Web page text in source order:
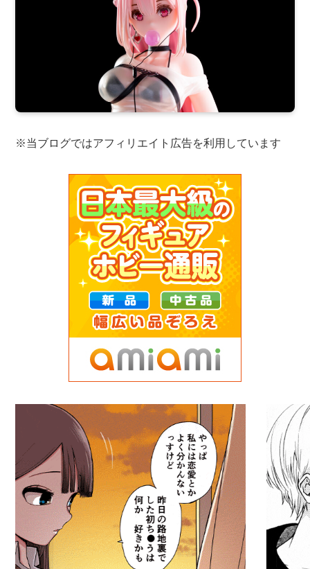
※当ブログではアフィリエイト広告を利用しています